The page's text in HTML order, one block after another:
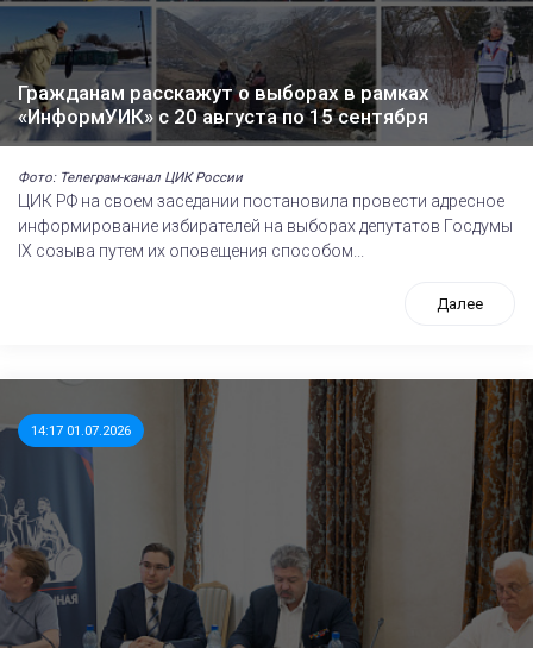
Гражданам расскажут о выборах в рамках
«ИнформУИК» с 20 августа по 15 сентября
Фото: Телеграм-канал ЦИК России
ЦИК РФ на своем заседании постановила провести адресное
информирование избирателей на выборах депутатов Госдумы
IХ созыва путем их оповещения способом...
Далее
14:17 01.07.2026